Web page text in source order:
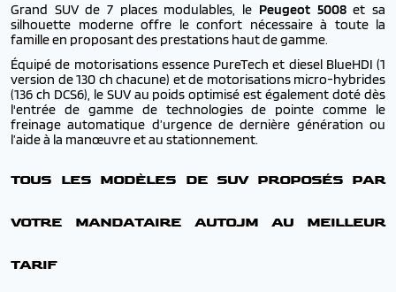
Grand SUV de 7 places modulables, le Peugeot 5008 et sa
silhouette moderne offre le confort nécessaire à toute la
famille en proposant des prestations haut de gamme.
Équipé de motorisations essence PureTech et diesel BlueHDI (1
version de 130 ch chacune) et de motorisations micro-hybrides
(136 ch DCS6), le SUV au poids optimisé est également doté dès
l'entrée de gamme de technologies de pointe comme le
freinage automatique d’urgence de dernière génération ou
l’aide à la manœuvre et au stationnement.
TOUS LES MODÈLES DE SUV PROPOSÉS PAR
VOTRE MANDATAIRE AUTOJM AU MEILLEUR
TARIF